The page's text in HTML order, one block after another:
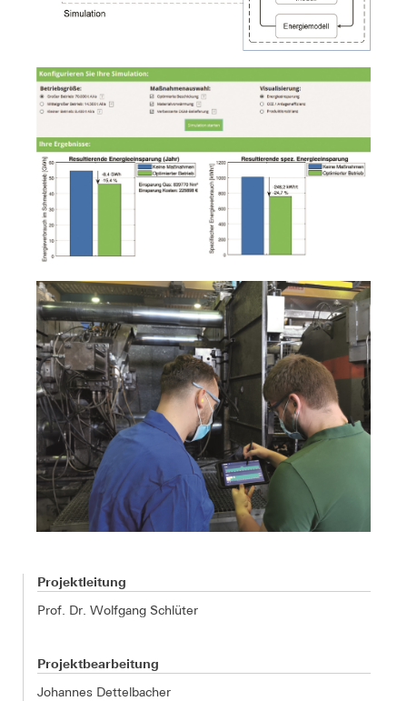
Projektleitung
Prof. Dr. Wolfgang Schlüter
Projektbearbeitung
Johannes Dettelbacher